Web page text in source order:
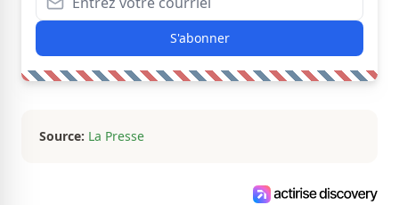
S'abonner
Source: La Presse